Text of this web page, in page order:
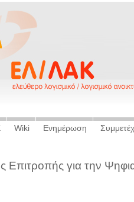
Wiki Ενημέρωση
Επιτροπής για την